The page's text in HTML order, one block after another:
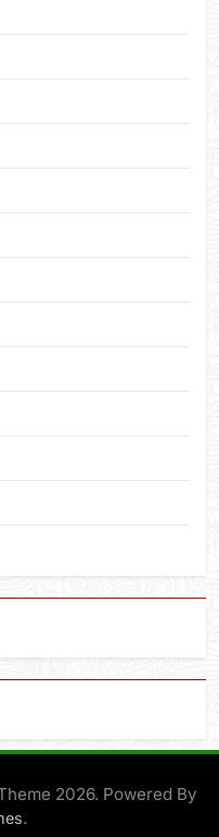
2026. Powered By
.